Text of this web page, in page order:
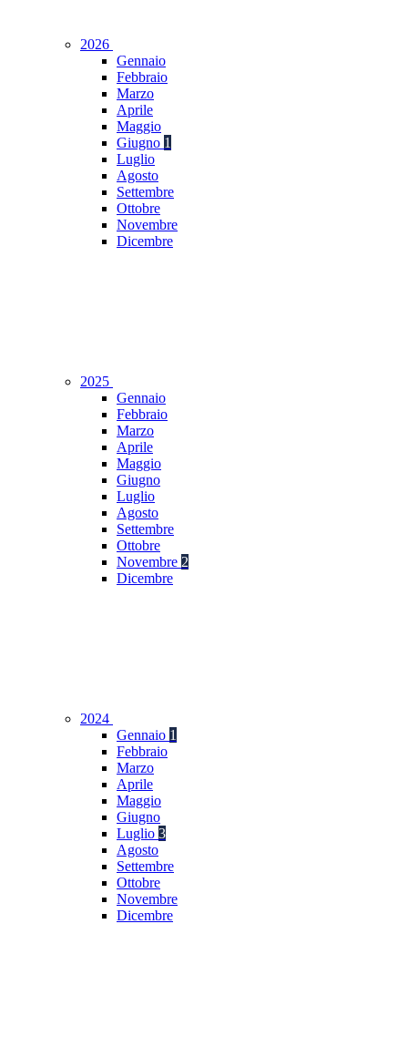
2026
Gennaio
Febbraio
Marzo
Aprile
Maggio
Giugno 1
Luglio
Agosto
Settembre
Ottobre
Novembre
Dicembre
2025
Gennaio
Febbraio
Marzo
Aprile
Maggio
Giugno
Luglio
Agosto
Settembre
Ottobre
Novembre 2
Dicembre
2024
Gennaio 1
Febbraio
Marzo
Aprile
Maggio
Giugno
Luglio 3
Agosto
Settembre
Ottobre
Novembre
Dicembre